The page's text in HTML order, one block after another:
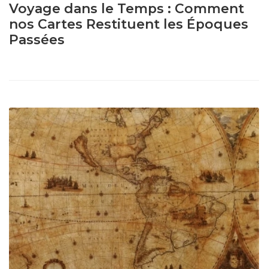
Voyage dans le Temps : Comment
nos Cartes Restituent les Époques
Passées